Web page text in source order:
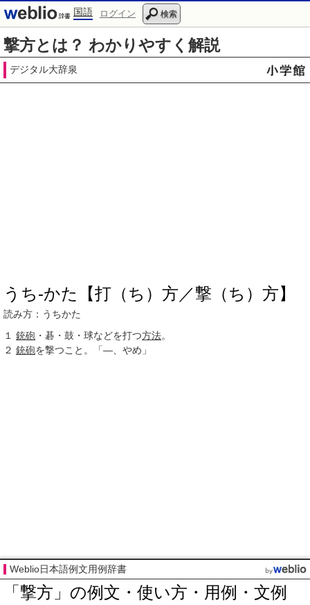
国語 ログイン 検索
撃方とは？ わかりやすく解説
デジタル大辞泉
うち‐かた【打（ち）方／撃（ち）方】
読み方：うちかた
１
銃砲 ・碁・鼓・球などを打つ方法。
２ 銃砲を撃つこと。「―、やめ」
Weblio日本語例文用例辞書
「撃方」の例文・使い方・用例・文例